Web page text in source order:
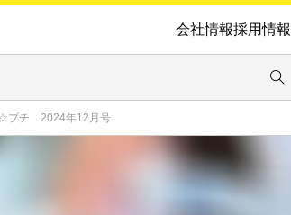
会社情報採用情報
プチ 2024年12月号